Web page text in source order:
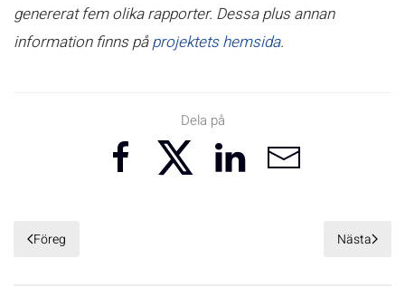
genererat fem olika rapporter. Dessa plus annan
information finns påprojektets hemsida.
Dela på
Föreg Nästa